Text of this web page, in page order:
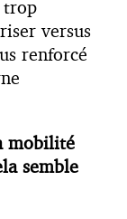
trop
versus
renforcé
mobilité
semble